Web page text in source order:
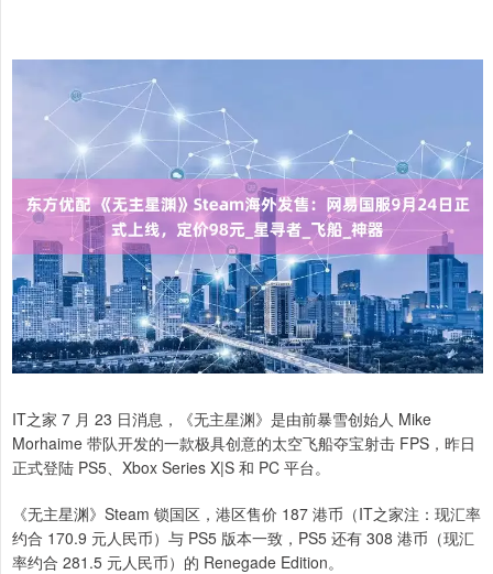
IT之家 7 月 23 日消息，《无主星渊》是由前暴雪创始人 Mike
Morhaime 带队开发的一款极具创意的太空飞船夺宝射击 FPS，昨日
正式登陆 PS5、Xbox Series X|S 和 PC 平台。
《无主星渊》Steam 锁国区，港区售价 187 港币（IT之家注：现汇率
约合 170.9 元人民币）与 PS5 版本一致，PS5 还有 308 港币（现汇
率约合 281.5 元人民币）的 Renegade Edition。